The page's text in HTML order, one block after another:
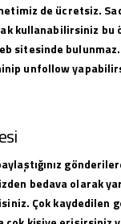
de ücretsiz.
kullanabilirsiniz
sitesinde
unfollow
bedava olarak
Çok kaydedilen